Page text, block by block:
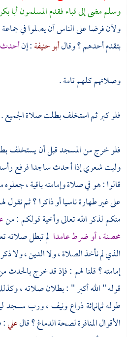
وسلم مضى إلىقباءفقدم المسلمونأبا
ولأن فرضا على الناس أن يصلوا في جماعة
بتقدم أحدهم ؟ وقالأبو حنيفة: إنأحدث
وصلاتهم كلهم تامة .
فلو كبر ثم استخلف بطلت صلاة الجميع .
فلو خرج من المسجد قبل أن يستخلف
وليت شعري إذا أحدث ساجدا فرفع رأسه
قالوا : هو في صلاة وإمامته باقية ،
على غير طهارة ناسيا أو ذاكرا ؟ ثم
منكم لذكر الله تعالى وأخية قولكم : من
محصنة ، أو ضرط عامدا لم تبطل صلاته
الذي لم نأخذ الصلاة ، ولا الدين ، ولا
إمامته ؟ قلنا لهم : فإذ قد خرج بالحدث
قوله " الله أكبر " : بطلان صلاته ،
طوله ثمانمائة ذراع ونيف ، ورب مسجد
الأقوال المنافرة لصحة الدماغ ؟ قالعلي: